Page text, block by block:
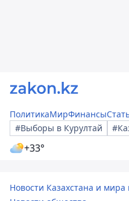
ПолитикаМирФинансы
#Выборы в Курултай
+33°
Новости Казахстана и мира